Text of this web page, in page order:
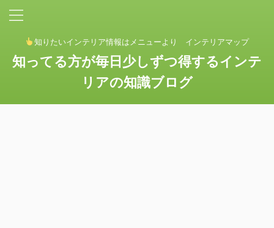
知りたいインテリア情報はメニューより インテリアマップ
知ってる方が毎日少しずつ得するインテ
リアの知識ブログ